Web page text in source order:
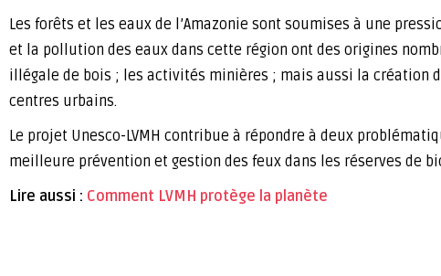
Les forêts et les eaux de l’Amazonie sont soumises à une
et la pollution des eaux dans cette région ont des origines
illégale de bois ; les activités minières ; mais aussi la création
centres urbains.
Le projet Unesco-LVMH contribue à répondre à deux
meilleure prévention et gestion des feux dans les réserves de
Lire aussi : Comment LVMH protège la planète